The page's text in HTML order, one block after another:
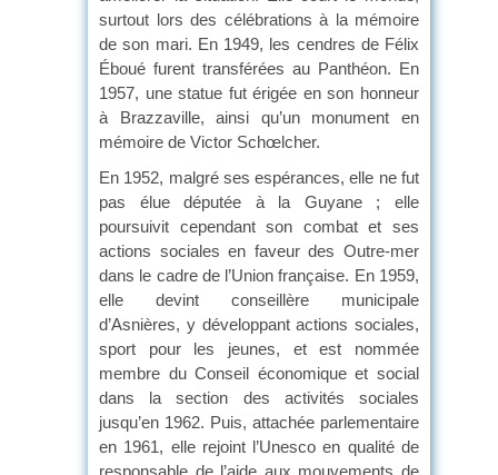
surtout lors des célébrations à la mémoire
de son mari. En 1949, les cendres de Félix
Éboué furent transférées au Panthéon. En
1957, une statue fut érigée en son honneur
à Brazzaville, ainsi qu’un monument en
mémoire de Victor Schœlcher.
En 1952, malgré ses espérances, elle ne fut
pas élue députée à la Guyane ; elle
poursuivit cependant son combat et ses
actions sociales en faveur des Outre-mer
dans le cadre de l’Union française. En 1959,
elle devint conseillère municipale
d’Asnières, y développant actions sociales,
sport pour les jeunes, et est nommée
membre du Conseil économique et social
dans la section des activités sociales
jusqu’en 1962. Puis, attachée parlementaire
en 1961, elle rejoint l’Unesco en qualité de
responsable de l’aide aux mouvements de